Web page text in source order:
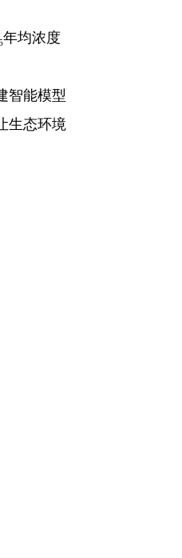
均浓度
智能模型
生态环境